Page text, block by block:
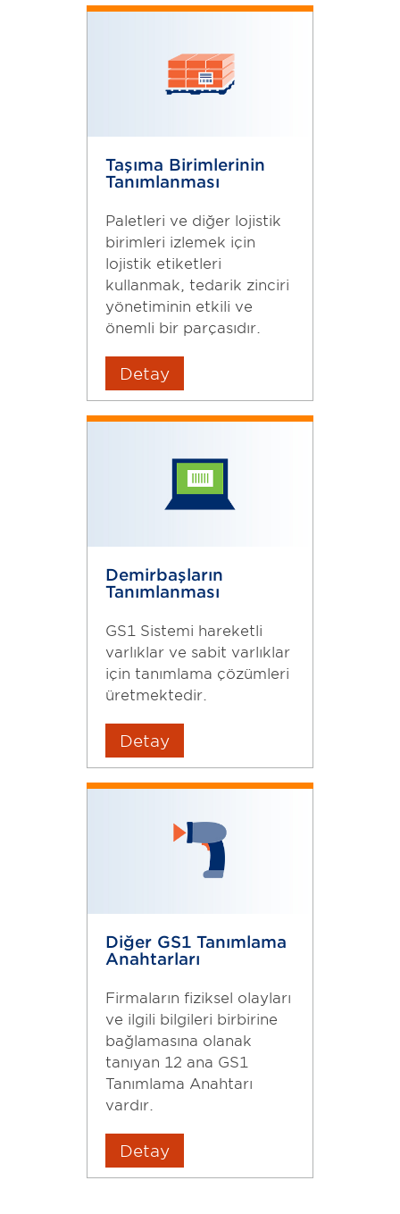
Taşıma Birimlerinin
Tanımlanması
Paletleri ve diğer lojistik
birimleri izlemek için
lojistik etiketleri
kullanmak, tedarik zinciri
yönetiminin etkili ve
önemli bir parçasıdır.
Detay
Demirbaşların
Tanımlanması
GS1 Sistemi hareketli
varlıklar ve sabit varlıklar
için tanımlama çözümleri
üretmektedir.
Detay
Diğer GS1 Tanımlama
Anahtarları
Firmaların fiziksel olayları
ve ilgili bilgileri birbirine
bağlamasına olanak
tanıyan 12 ana GS1
Tanımlama Anahtarı
vardır.
Detay